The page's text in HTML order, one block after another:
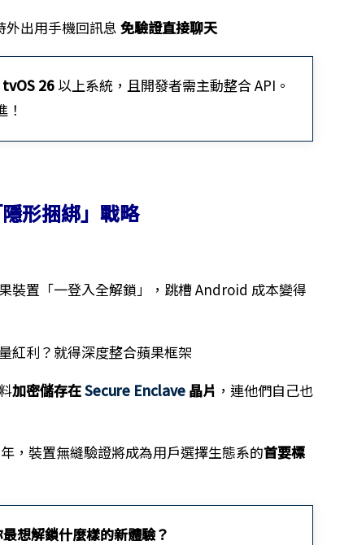
出用手機回訊息 免驗證直接聊天
tvOS 26以上系統，且開發者需主動整合 API。
形捆綁」戰略
裝置「一登入全解鎖」，跳槽 Android 成本變得
紅利？就得深度整合蘋果框架
加密儲存在Secure Enclave晶片 ，連他們自己也
，裝置無縫驗證將成為用戶選擇生態系的首要標
想解鎖什麼樣的新體驗？